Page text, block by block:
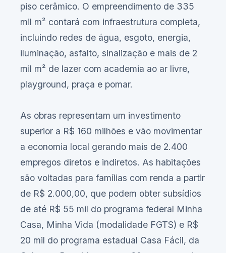
piso cerâmico. O empreendimento de 335
mil m² contará com infraestrutura completa,
incluindo redes de água, esgoto, energia,
iluminação, asfalto, sinalização e mais de 2
mil m² de lazer com academia ao ar livre,
playground, praça e pomar.
As obras representam um investimento
superior a R$ 160 milhões e vão movimentar
a economia local gerando mais de 2.400
empregos diretos e indiretos. As habitações
são voltadas para famílias com renda a partir
de R$ 2.000,00, que podem obter subsídios
de até R$ 55 mil do programa federal Minha
Casa, Minha Vida (modalidade FGTS) e R$
20 mil do programa estadual Casa Fácil, da